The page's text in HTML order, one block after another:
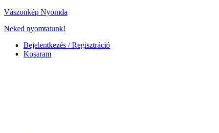
Vászonkép Nyomda
Neked nyomtatunk!
Bejelentkezés / Regisztráció
Kosaram